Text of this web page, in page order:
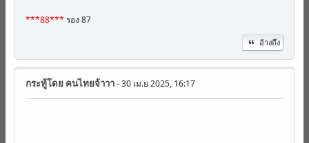
***88*** รอง 87
อ้างถึง
กระทู้โดย คนไทยจ้าาา- 30 เม.ย 2025, 16:17